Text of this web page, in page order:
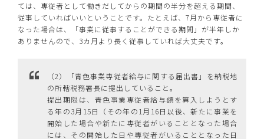
ては、専従者として働きだしてからの期間の半分を超える期間、
従事していればいいということです。たとえば、7月から専従者に
なった場合は、「事業に従事することができる期間」が半年しか
ありませんので、3カ月より長く従事していれば大丈夫です。
（2）「青色事業専従者給与に関する届出書」を納税地
の所轄税務署長に提出していること。
提出期限は、青色事業専従者給与額を算入しようとす
る年の3月15日（その年の1月16日以後、新たに事業を
開始した場合や新たに専従者がいることとなった場合
には、その開始した日や専従者がいることとなった日